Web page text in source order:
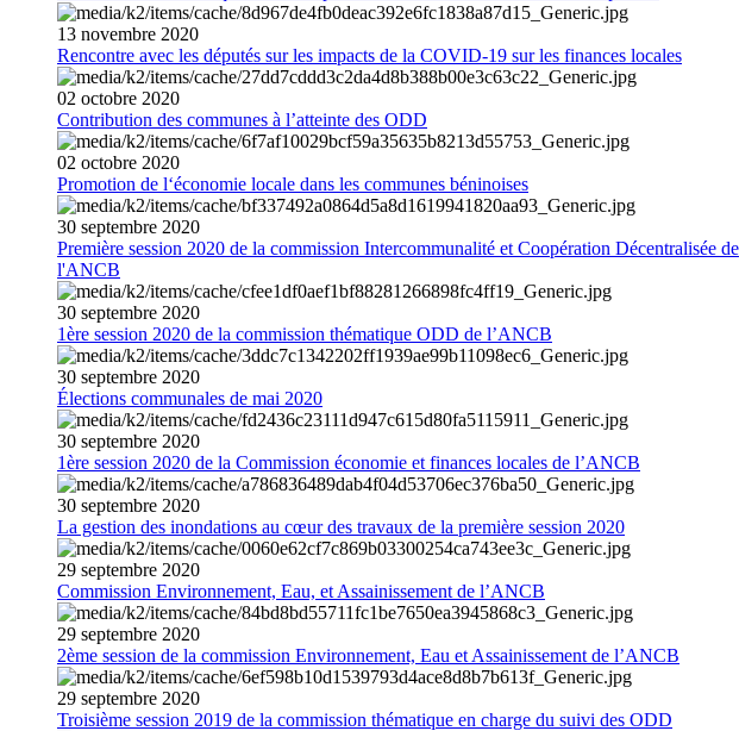
13 novembre 2020
Rencontre avec les députés sur les impacts de la COVID-19 sur les finances locales
02 octobre 2020
Contribution des communes à l’atteinte des ODD
02 octobre 2020
Promotion de l‘économie locale dans les communes béninoises
30 septembre 2020
Première session 2020 de la commission Intercommunalité et Coopération Décentralisée de
l'ANCB
30 septembre 2020
1ère session 2020 de la commission thématique ODD de l’ANCB
30 septembre 2020
Élections communales de mai 2020
30 septembre 2020
1ère session 2020 de la Commission économie et finances locales de l’ANCB
30 septembre 2020
La gestion des inondations au cœur des travaux de la première session 2020
29 septembre 2020
Commission Environnement, Eau, et Assainissement de l’ANCB
29 septembre 2020
2ème session de la commission Environnement, Eau et Assainissement de l’ANCB
29 septembre 2020
Troisième session 2019 de la commission thématique en charge du suivi des ODD